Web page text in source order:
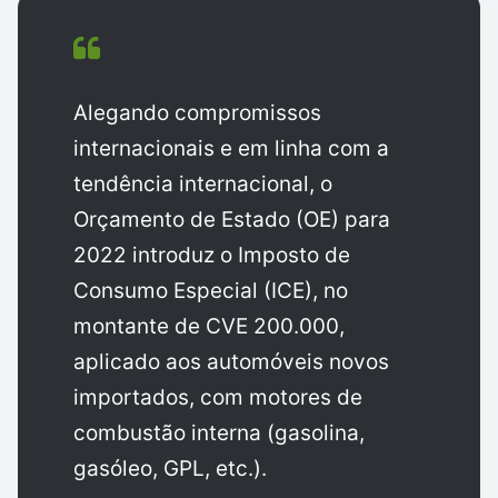
Alegando compromissos
internacionais e em linha com a
tendência internacional, o
Orçamento de Estado (OE) para
2022 introduz o Imposto de
Consumo Especial (ICE), no
montante de CVE 200.000,
aplicado aos automóveis novos
importados, com motores de
combustão interna (gasolina,
gasóleo, GPL, etc.).